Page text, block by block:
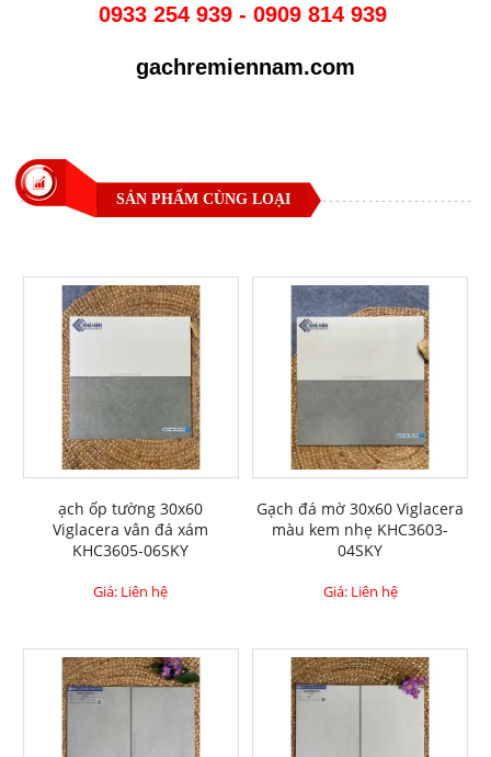
0933 254 939 - 0909 814 939
gachremiennam.com
SẢN PHẨM CÙNG LOẠI
ạch ốp tường 30x60
Viglacera vân đá xám
KHC3605-06SKY
Giá: Liên hệ
Gạch đá mờ 30x60 Viglacera
màu kem nhẹ KHC3603-
04SKY
Giá: Liên hệ